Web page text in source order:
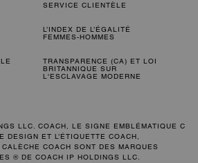
SERVICE CLIENTÈLE
L’INDEX DE L’ÉGALITÉ
FEMMES-HOMMES
TRANSPARENCE (CA) ET LOI
BRITANNIQUE SUR
L'ESCLAVAGE MODERNE
LLC. COACH, LE SIGNE EMBLÉMATIQUE C
DESIGN ET L’ÉTIQUETTE COACH,
COACH SONT DES MARQUES
® DE COACH IP HOLDINGS LLC.